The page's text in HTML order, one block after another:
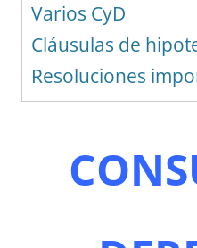
Varios CyD
Cláusulas de
Resoluciones